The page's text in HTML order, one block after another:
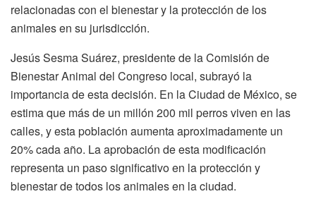
relacionadas con el bienestar y la protección de los
animales en su jurisdicción.
Jesús Sesma Suárez, presidente de la Comisión de
Bienestar Animal del Congreso local, subrayó la
importancia de esta decisión. En la Ciudad de México, se
estima que más de un millón 200 mil perros viven en las
calles, y esta población aumenta aproximadamente un
20% cada año. La aprobación de esta modificación
representa un paso significativo en la protección y
bienestar de todos los animales en la ciudad.